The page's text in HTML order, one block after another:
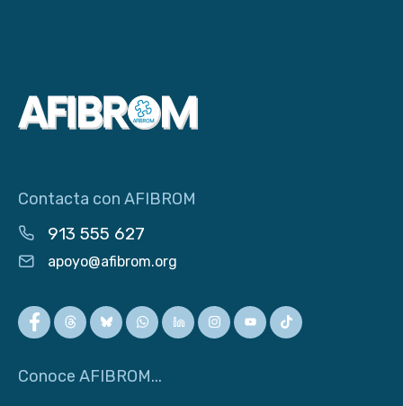
Contacta con AFIBROM
913 555 627
apoyo@afibrom.org
Conoce AFIBROM...